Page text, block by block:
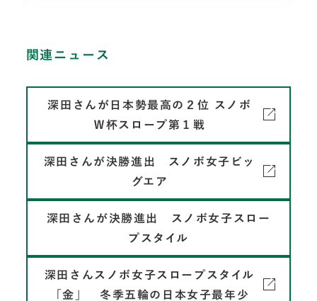
関連ニュース
深田さんが日本勢最高の２位 スノボ
Ｗ杯スロープ第１戦
深田さんが決勝進出 スノボ女子ビッ
グエア
深田さんが決勝進出 スノボ女子スロー
プスタイル
深田さんスノボ女子スロープスタイル
「金」 冬季五輪の日本女子最年少